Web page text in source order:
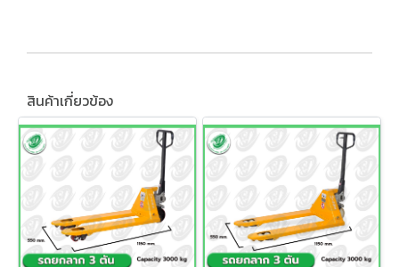
สินค้าเกี่ยวข้อง